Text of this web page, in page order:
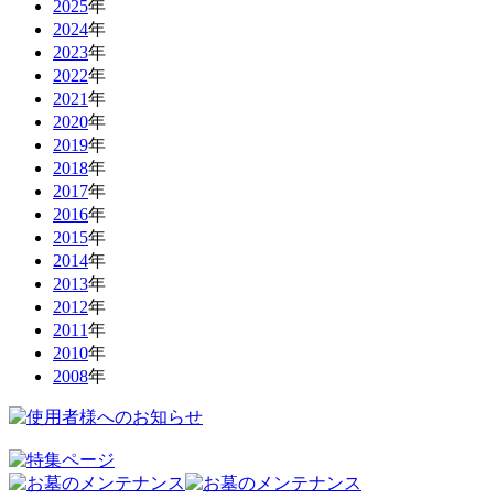
2025年
2024年
2023年
2022年
2021年
2020年
2019年
2018年
2017年
2016年
2015年
2014年
2013年
2012年
2011年
2010年
2008年